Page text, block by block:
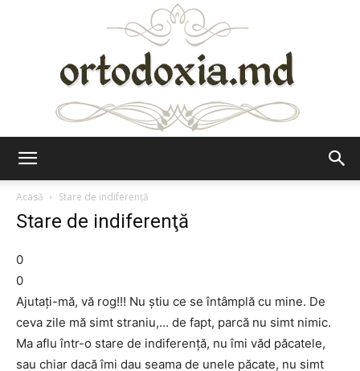
Acasă
Stare de indiferenţă
Stare de indiferenţă
0
0
Ajutaţi-mă, vă rog!!! Nu ştiu ce se întâmplă cu mine. De
ceva zile mă simt straniu,… de fapt, parcă nu simt nimic.
Ma aflu într-o stare de indiferenţă, nu îmi văd păcatele,
sau chiar dacă îmi dau seama de unele păcate, nu simt